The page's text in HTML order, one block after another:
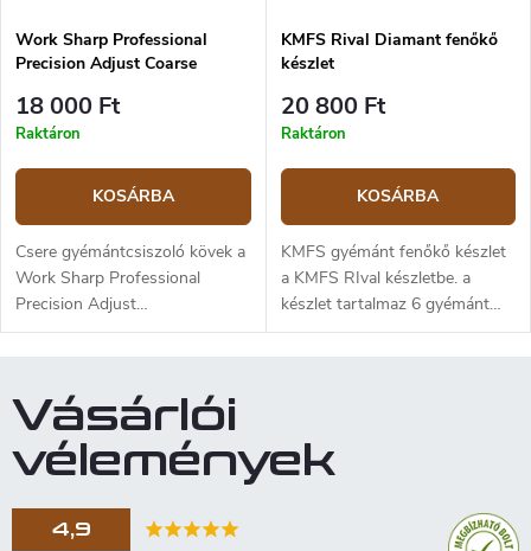
Work Sharp Professional
Precision Adjust Coarse
Gyémánt Lap
18 000 Ft
Raktáron
KOSÁRBA
Csere gyémántcsiszoló kövek a
Work Sharp Professional
Precision Adjust
csiszolókészlethez. A kövek
tompa kések élezésének kezdeti
szakaszára alkalmasak . A
gyártó száraz élezést javasol,
ajánlott.
KMFS Rival Diamant fenőkő
készlet
20 800 Ft
Raktáron
KOSÁRBA
KMFS gyémánt fenőkő készlet
a KMFS RIval készletbe. a
készlet tartalmaz 6 gyémánt
köszörűkövet (szemcseméret
Vásárlói
vélemények
4,9